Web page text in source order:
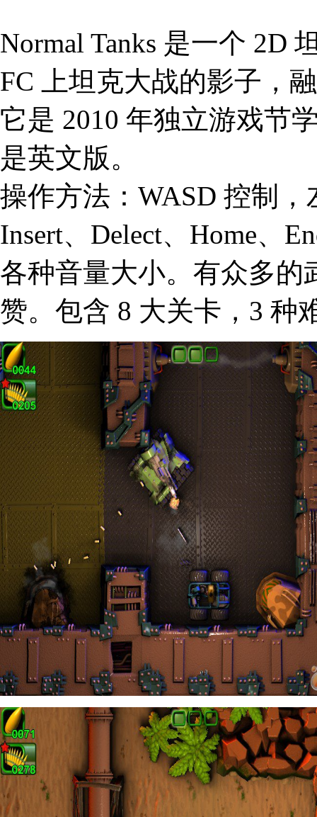
Normal Tanks 是一个 2D
FC 上坦克大战的影子，
它是 2010 年独立游戏节
是英文版。
操作方法：WASD 控制
Insert、Delect、Home、
各种音量大小。有众多的
赞。包含 8 大关卡，3 种